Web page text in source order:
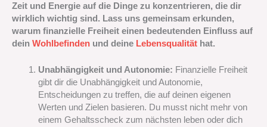
Zeit und Energie auf die Dinge zu konzentrieren, die dir
wirklich wichtig sind. Lass uns gemeinsam erkunden,
warum finanzielle Freiheit einen bedeutenden Einfluss auf
dein Wohlbefinden und deine Lebensqualität hat.
Unabhängigkeit und Autonomie: Finanzielle Freiheit
gibt dir die Unabhängigkeit und Autonomie,
Entscheidungen zu treffen, die auf deinen eigenen
Werten und Zielen basieren. Du musst nicht mehr von
einem Gehaltsscheck zum nächsten leben oder dich